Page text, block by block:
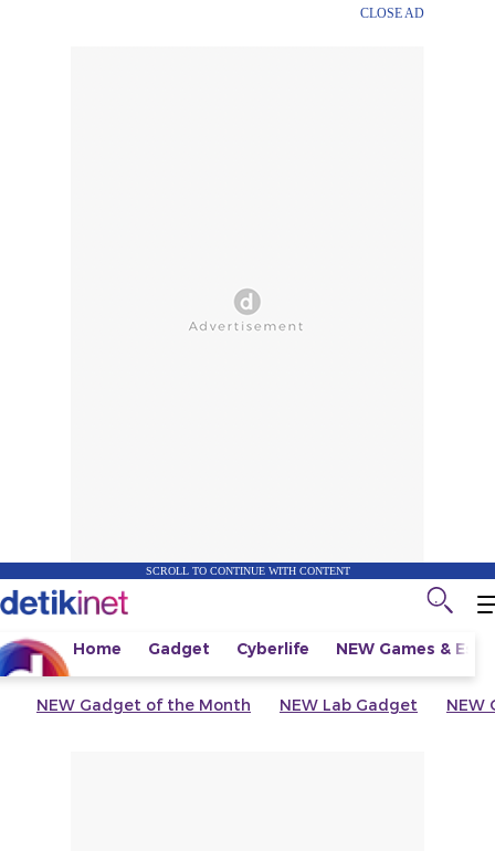
CLOSE AD
SCROLL TO CONTINUE WITH CONTENT
Home Gadget Cyberlife NEW Games &
NEW Gadget of the Month NEW Lab Gadget NEW